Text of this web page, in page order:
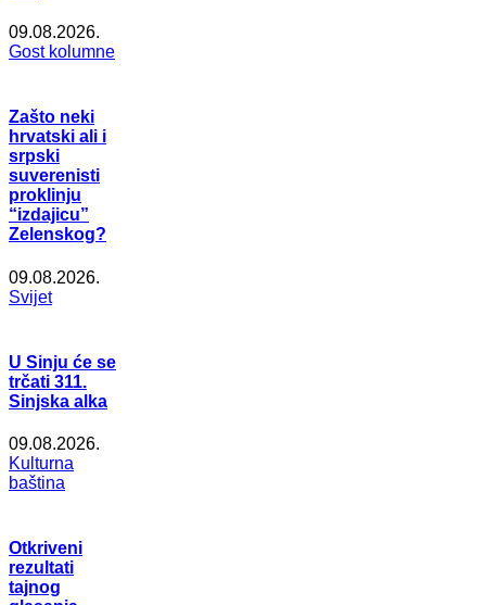
09.08.2026.
Gost kolumne
Zašto neki
hrvatski ali i
srpski
suverenisti
proklinju
“izdajicu”
Zelenskog?
09.08.2026.
Svijet
U Sinju će se
trčati 311.
Sinjska alka
09.08.2026.
Kulturna
baština
Otkriveni
rezultati
tajnog